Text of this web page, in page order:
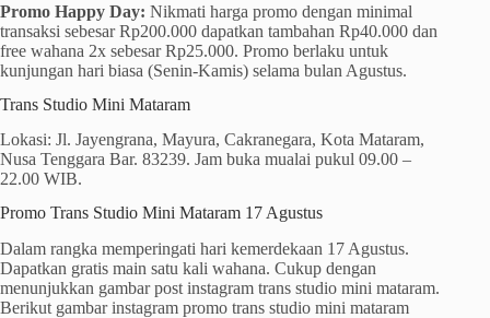
Promo Happy Day: Nikmati harga promo dengan minimal
transaksi sebesar Rp200.000 dapatkan tambahan Rp40.000 dan
free wahana 2x sebesar Rp25.000. Promo berlaku untuk
kunjungan hari biasa (Senin-Kamis) selama bulan Agustus.
Trans Studio Mini Mataram
Lokasi: Jl. Jayengrana, Mayura, Cakranegara, Kota Mataram,
Nusa Tenggara Bar. 83239. Jam buka mualai pukul 09.00 –
22.00 WIB.
Promo Trans Studio Mini Mataram 17 Agustus
Dalam rangka memperingati hari kemerdekaan 17 Agustus.
Dapatkan gratis main satu kali wahana. Cukup dengan
menunjukkan gambar post instagram trans studio mini mataram.
Berikut gambar instagram promo trans studio mini mataram